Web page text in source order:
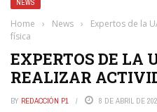
NEWS
Home › News ›
Expertos de la
física
EXPERTOS DE LA
REALIZAR
BY REDACCIÓN P1 8 DE ABRIL DE